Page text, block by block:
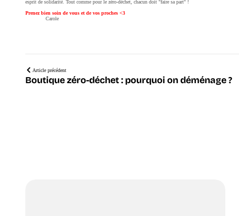
esprit de solidarité. Tout comme pour le zéro-déchet, chacun doit "faire sa part" !
Prenez bien soin de vous et de vos proches <3
Carole
Article précédent
Boutique zéro-déchet : pourquoi on déménage ?